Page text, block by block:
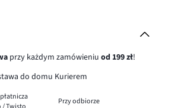
przy każdym zamówieniu od 199 zł!
do domu Kurierem
Przy odbiorze